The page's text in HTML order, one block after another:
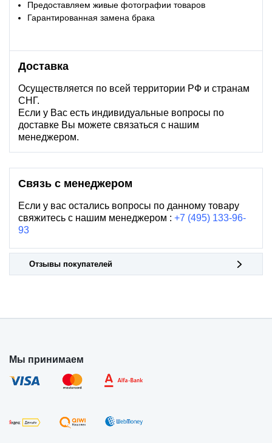
Предоставляем живые фотографии товаров
Гарантированная замена брака
Доставка
Осуществляется по всей территории РФ и странам
СНГ.
Если у Вас есть индивидуальные вопросы по
доставке Вы можете связаться с нашим
менеджером.
Связь с менеджером
Если у вас остались вопросы по данному товару
свяжитесь с нашим менеджером : +7 (495) 133-96-
93
Отзывы покупателей
Мы принимаем